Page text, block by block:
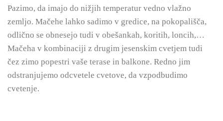
Pazimo, da imajo do nižjih temperatur vedno vlažno
zemljo. Mačehe lahko sadimo v gredice, na pokopališča,
odlično se obnesejo tudi v obešankah, koritih, loncih,…
Mačeha v kombinaciji z drugim jesenskim cvetjem tudi
čez zimo popestri vaše terase in balkone. Redno jim
odstranjujemo odcvetele cvetove, da vzpodbudimo
cvetenje.